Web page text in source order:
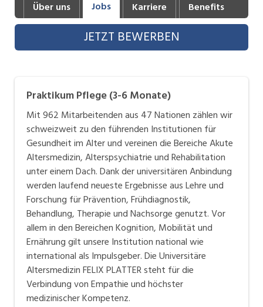
Industrie, Maschinenbau, Anlagenbau,
Produktion
Informatik, Telekommunikation
Körperpflege, Wellness
Marketing, Kommunikation, Medien, Druck
Mechanik, Elektronik, Optik, Textil (Fertigung)
Medizin, Gesundheitswesen, Pflege
Sicherheit, Rettung, Polizei, Zoll
Verkauf, Handel, Kundenberatung,
Aussendienst
Über uns Jobs Karriere Benefits
JETZT BEWERBEN
Praktikum Pflege (3-6 Monate)
Mit 962 Mitarbeitenden aus 47 Nationen zählen wir
schweizweit zu den führenden Institutionen für
Gesundheit im Alter und vereinen die Bereiche Akute
Altersmedizin, Alterspsychiatrie und Rehabilitation
unter einem Dach. Dank der universitären Anbindung
werden laufend neueste Ergebnisse aus Lehre und
Forschung für Prävention, Frühdiagnostik,
Behandlung, Therapie und Nachsorge genutzt. Vor
allem in den Bereichen Kognition, Mobilität und
Ernährung gilt unsere Institution national wie
international als Impulsgeber. Die Universitäre
Altersmedizin FELIX PLATTER steht für die
Verbindung von Empathie und höchster
medizinischer Kompetenz.